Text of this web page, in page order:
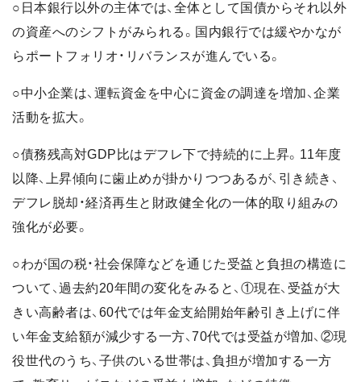
○日本銀行以外の主体では、全体として国債からそれ以外
の資産へのシフトがみられる。国内銀行では緩やかなが
らポートフォリオ・リバランスが進んでいる。
○中小企業は、運転資金を中心に資金の調達を増加、企業
活動を拡大。
○債務残高対GDP比はデフレ下で持続的に上昇。11年度
以降、上昇傾向に歯止めが掛かりつつあるが、引き続き、
デフレ脱却・経済再生と財政健全化の一体的取り組みの
強化が必要。
○わが国の税・社会保障などを通じた受益と負担の構造に
ついて、過去約20年間の変化をみると、①現在、受益が大
きい高齢者は、60代では年金支給開始年齢引き上げに伴
い年金支給額が減少する一方、70代では受益が増加、②現
役世代のうち、子供のいる世帯は、負担が増加する一方